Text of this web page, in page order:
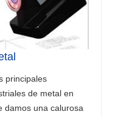
principales
de metal en
damos una calurosa